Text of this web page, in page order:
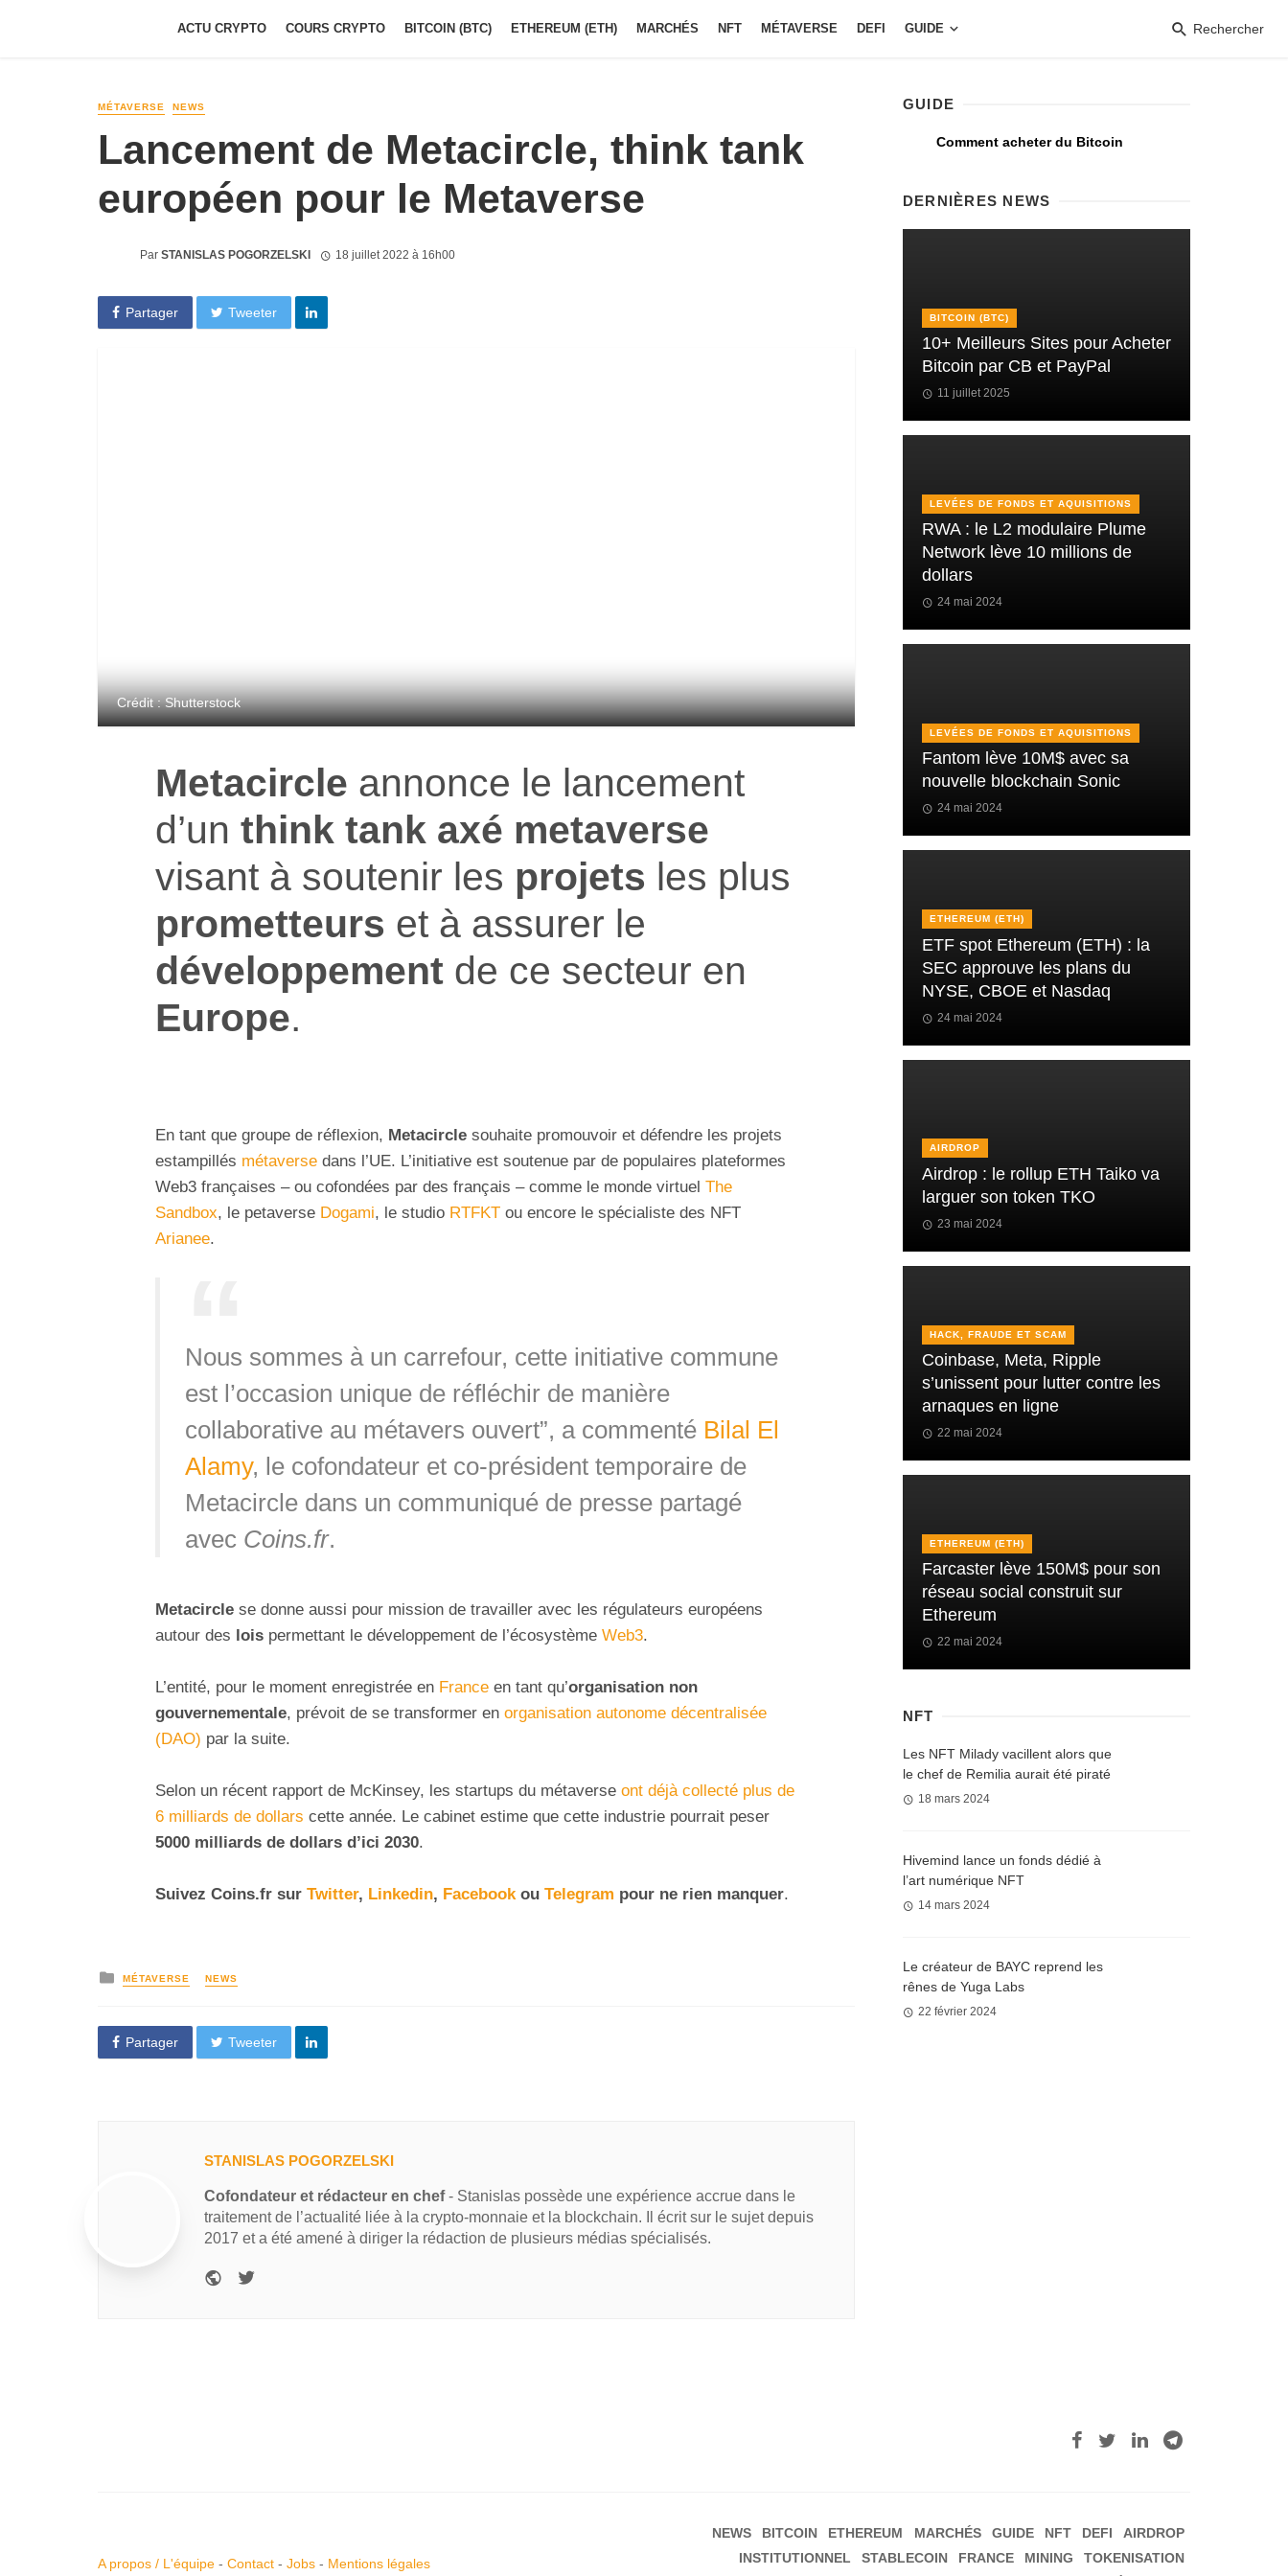
ACTU CRYPTO COURS CRYPTO BITCOIN (BTC) ETHEREUM (ETH) MARCHÉS NFT MÉTAVERSE DEFI GUIDE Rechercher
MÉTAVERSE NEWS
Lancement de Metacircle, think tank
européen pour le Metaverse
Par STANISLAS POGORZELSKI 18 juillet 2022 à 16h00
Partager Tweeter
Crédit : Shutterstock
Metacircle annonce le lancement
d’un think tank axé metaverse
visant à soutenir les projets les plus
prometteurs et à assurer le
développement de ce secteur en
Europe.
En tant que groupe de réflexion, Metacircle souhaite promouvoir et défendre les projets
estampillés métaverse dans l’UE. L’initiative est soutenue par de populaires plateformes
Web3 françaises – ou cofondées par des français – comme le monde virtuel The
Sandbox, le petaverse Dogami, le studio RTFKT ou encore le spécialiste des NFT
Arianee.
Nous sommes à un carrefour, cette initiative commune
est l’occasion unique de réfléchir de manière
collaborative au métavers ouvert”, a commenté Bilal El
Alamy, le cofondateur et co-président temporaire de
Metacircle dans un communiqué de presse partagé
avec Coins.fr.
Metacircle se donne aussi pour mission de travailler avec les régulateurs européens
autour des lois permettant le développement de l’écosystème Web3.
L’entité, pour le moment enregistrée en France en tant qu’organisation non
gouvernementale, prévoit de se transformer en organisation autonome décentralisée
(DAO) par la suite.
Selon un récent rapport de McKinsey, les startups du métaverse ont déjà collecté plus de
6 milliards de dollars cette année. Le cabinet estime que cette industrie pourrait peser
5000 milliards de dollars d’ici 2030.
Suivez Coins.fr sur Twitter, Linkedin, Facebookou Telegram pour ne rien manquer.
MÉTAVERSE NEWS
Partager Tweeter
STANISLAS POGORZELSKI
Cofondateur et rédacteur en chef- Stanislas possède une expérience accrue dans le
traitement de l’actualité liée à la crypto-monnaie et la blockchain. Il écrit sur le sujet depuis
2017 et a été amené à diriger la rédaction de plusieurs médias spécialisés.
GUIDE
Comment acheter du Bitcoin
DERNIÈRES NEWS
BITCOIN (BTC)
10+ Meilleurs Sites pour Acheter
Bitcoin par CB et PayPal
11 juillet 2025
LEVÉES DE FONDS ET AQUISITIONS
RWA : le L2 modulaire Plume
Network lève 10 millions de
dollars
24 mai 2024
LEVÉES DE FONDS ET AQUISITIONS
Fantom lève 10M$ avec sa
nouvelle blockchain Sonic
24 mai 2024
ETHEREUM (ETH)
ETF spot Ethereum (ETH) : la
SEC approuve les plans du
NYSE, CBOE et Nasdaq
24 mai 2024
AIRDROP
Airdrop : le rollup ETH Taiko va
larguer son token TKO
23 mai 2024
HACK, FRAUDE ET SCAM
Coinbase, Meta, Ripple
s’unissent pour lutter contre les
arnaques en ligne
22 mai 2024
ETHEREUM (ETH)
Farcaster lève 150M$ pour son
réseau social construit sur
Ethereum
22 mai 2024
NFT
Les NFT Milady vacillent alors que
le chef de Remilia aurait été piraté
18 mars 2024
Hivemind lance un fonds dédié à
l’art numérique NFT
14 mars 2024
Le créateur de BAYC reprend les
rênes de Yuga Labs
22 février 2024
A propos / L'équipe - Contact - Jobs - Mentions légales
NEWS BITCOIN ETHEREUM MARCHÉS GUIDE NFT DEFI
AIRDROP
INSTITUTIONNEL
STABLECOIN FRANCE MINING
TOKENISATION